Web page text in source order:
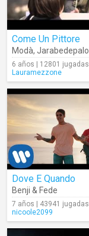
Come Un Pittore
Modà, Jarabedepalo
6 años | 12801 jugadas
Lauramezzone
Dove E Quando
Benji & Fede
7 años | 43941 jugadas
nicoole2099